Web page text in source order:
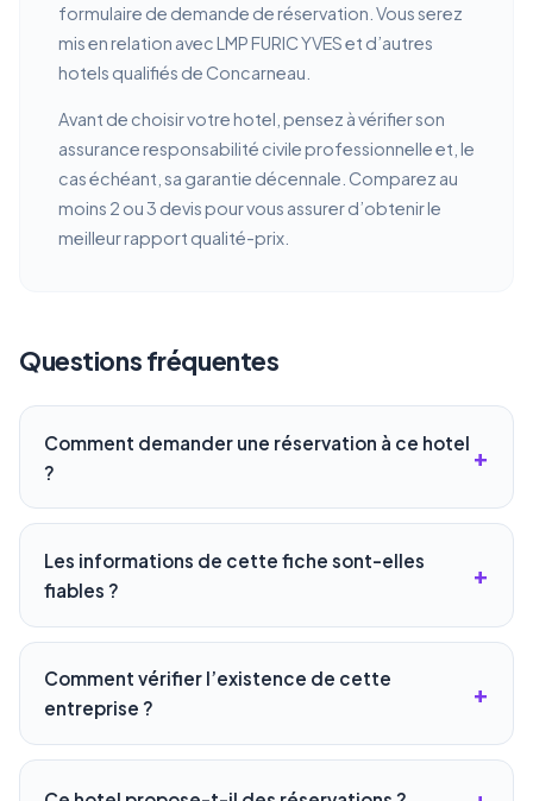
formulaire de demande de réservation. Vous serez
mis en relation avec LMP FURIC YVES et d’autres
hotels qualifiés de Concarneau.
Avant de choisir votre hotel, pensez à vérifier son
assurance responsabilité civile professionnelle et, le
cas échéant, sa garantie décennale. Comparez au
moins 2 ou 3 devis pour vous assurer d’obtenir le
meilleur rapport qualité-prix.
Questions fréquentes
Comment demander une réservation à ce hotel
?
Les informations de cette fiche sont-elles
fiables ?
Comment vérifier l’existence de cette
entreprise ?